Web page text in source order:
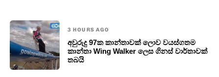
3 HOURS AGO
අවුරුදු 97ක කාන්තාවක් ලොව වයස්ගතම
කාන්තා Wing Walker ලෙස ගිනස් වාර්තාවක්
තබයි